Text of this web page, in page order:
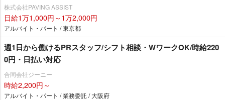
株式会社PAVING ASSIST
日給1万1,000円～1万2,000円
アルバイト・パート / 東京都
週1日から働けるPRスタッフ/シフト相談・WワークOK/時給220
0円・日払い対応
合同会社ジーニー
時給2,200円～
アルバイト・パート / 業務委託 / 大阪府